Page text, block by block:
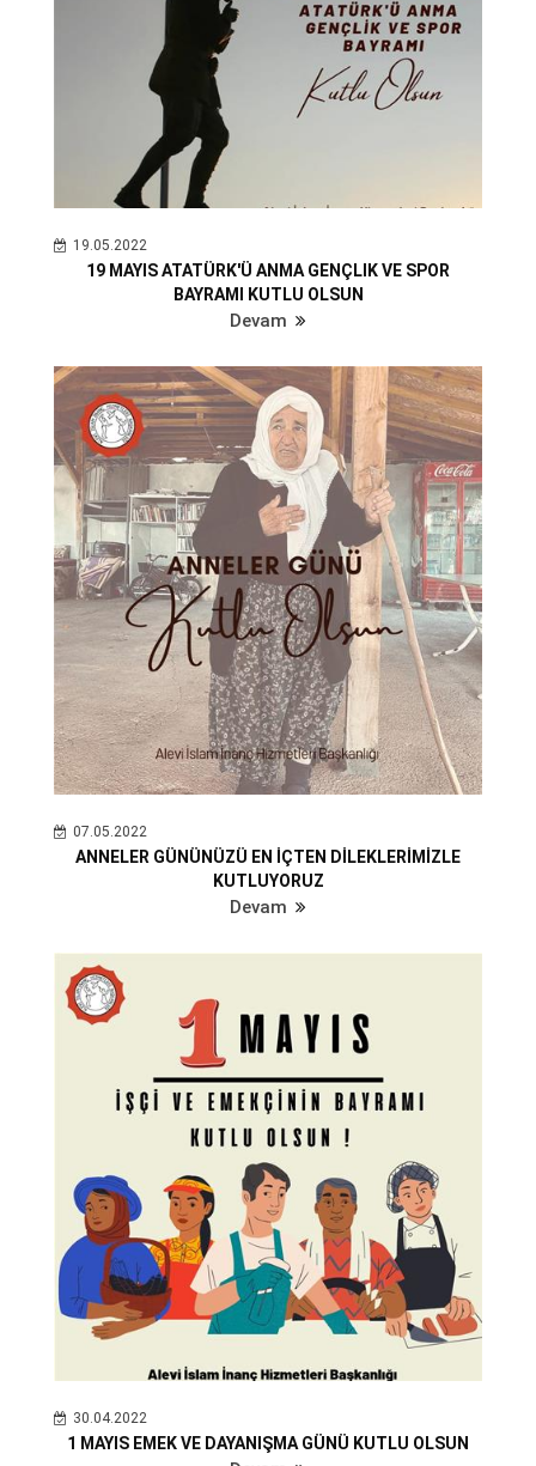
19.05.2022
19 MAYIS ATATÜRK'Ü ANMA GENÇLIK VE SPOR
BAYRAMI KUTLU OLSUN
Devam
07.05.2022
ANNELER GÜNÜNÜZÜ EN İÇTEN DİLEKLERİMİZLE
KUTLUYORUZ
Devam
30.04.2022
1 MAYIS EMEK VE DAYANIŞMA GÜNÜ KUTLU OLSUN